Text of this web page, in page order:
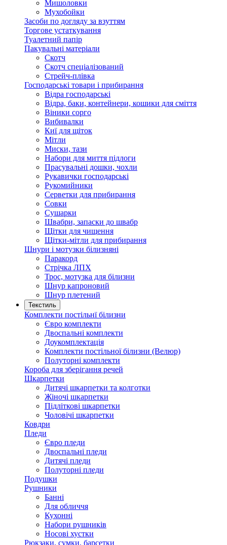
Мишоловки
Мухобойки
Засоби по догляду за взуттям
Торгове устаткування
Туалетний папір
Пакувальні матеріали
Скотч
Скотч спеціалізований
Стрейч-плівка
Господарські товари і прибирання
Відра господарські
Відра, баки, контейнери, кошики для сміття
Віники сорго
Вибивалки
Киї для щіток
Мітли
Миски, тази
Набори для миття підлоги
Прасувальні дошки, чохли
Рукавички господарські
Рукомийники
Серветки для прибирання
Совки
Сушарки
Швабри, запаски до швабр
Щітки для чищення
Щітки-мітли для прибирання
Шнури і мотузки білизняні
Паракорд
Стрічка ЛПХ
Трос, мотузка для білизни
Шнур капроновий
Шнур плетений
Текстиль
Комплекти постільнї білизни
Євро комплекти
Двоспальні комплекти
Доукомплектація
Комплекти постільної білизни (Велюр)
Полуторні комплекти
Короба для зберігання речей
Шкарпетки
Дитячі шкарпетки та колготки
Жіночі шкарпетки
Підліткові шкарпетки
Чоловічі шкарпетки
Ковдри
Пледи
Євро пледи
Двоспальні пледи
Дитячі пледи
Полуторні пледи
Подушки
Рушники
Банні
Для обличчя
Кухонні
Набори рушників
Носові хустки
Рюкзаки, сумки, барсетки